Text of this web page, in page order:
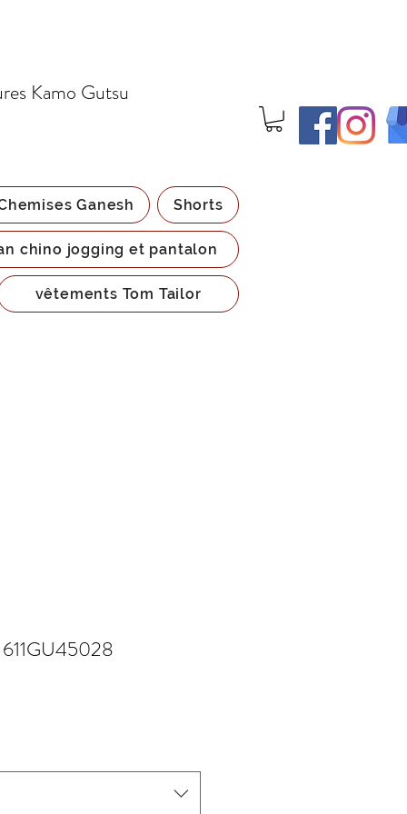
Kamo Gutsu
Ganesh Shorts
chino jogging et pantalon
vêtements Tom Tailor